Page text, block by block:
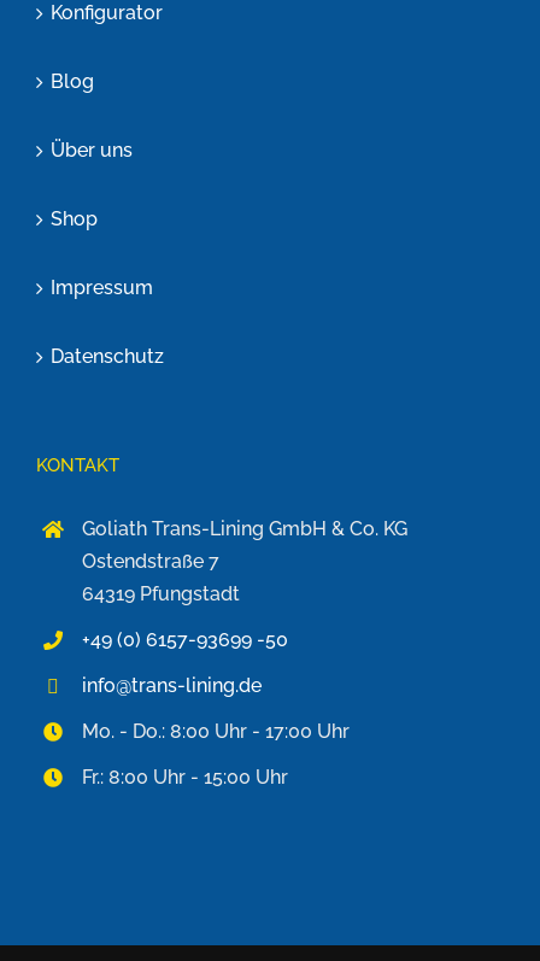
Konfigurator
Blog
Über uns
Shop
Impressum
Datenschutz
KONTAKT
Goliath Trans-Lining GmbH & Co. KG
Ostendstraße 7
64319 Pfungstadt
+49 (0) 6157-93699 -50
info@trans-lining.de
Mo. - Do.: 8:00 Uhr - 17:00 Uhr
Fr.: 8:00 Uhr - 15:00 Uhr